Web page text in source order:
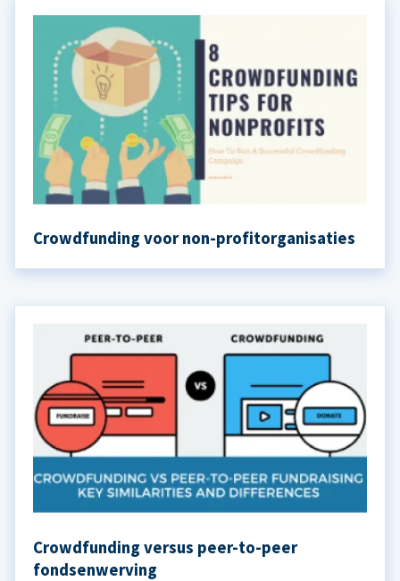
Crowdfunding voor non-profitorganisaties
Crowdfunding versus peer-to-peer
fondsenwerving